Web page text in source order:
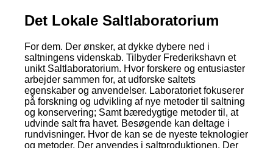
Det Lokale Saltlaboratorium
For dem. Der ønsker, at dykke dybere ned i
saltningens videnskab. Tilbyder Frederikshavn et
unikt Saltlaboratorium. Hvor forskere og entusiaster
arbejder sammen for, at udforske saltets
egenskaber og anvendelser. Laboratoriet fokuserer
på forskning og udvikling af nye metoder til saltning
og konservering; Samt bæredygtige metoder til, at
udvinde salt fra havet. Besøgende kan deltage i
rundvisninger. Hvor de kan se de nyeste teknologier
og metoder. Der anvendes i saltproduktionen. Der